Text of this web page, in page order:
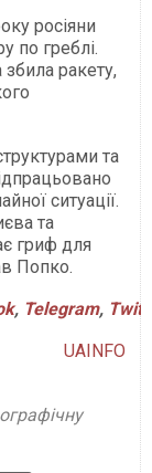
росіяни
по греблі.
збила ракету,
та
ситуації.
та
гриф для
Попко.
, Telegram,
UAINFO